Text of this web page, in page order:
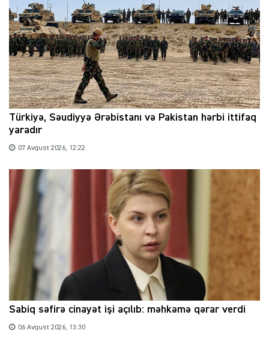
Türkiyə, Səudiyyə Ərəbistanı və Pakistan hərbi ittifaq
yaradır
07 Avqust 2026, 12:22
Sabiq səfirə cinayət işi açılıb: məhkəmə qərar verdi
06 Avqust 2026, 13:30